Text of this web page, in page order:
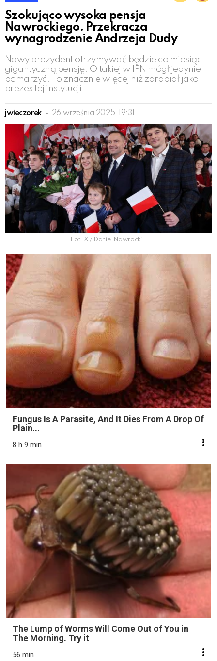
Szokująco wysoka pensja
Nawrockiego. Przekracza
wynagrodzenie Andrzeja Dudy
Nowy prezydent otrzymywać będzie co miesiąc
gigantyczną pensję. O takiej w IPN mógł jedynie
pomarzyć. To znacznie więcej niż zarabiał jako
prezes tej instytucji.
jwieczorek 26 września 2025, 19:31
Fot. X / Daniel Nawrocki
Fungus Is A Parasite, And It Dies From A Drop Of
Plain...
8 h 9 min
The Lump of Worms Will Come Out of You in
The Morning. Try it
56 min